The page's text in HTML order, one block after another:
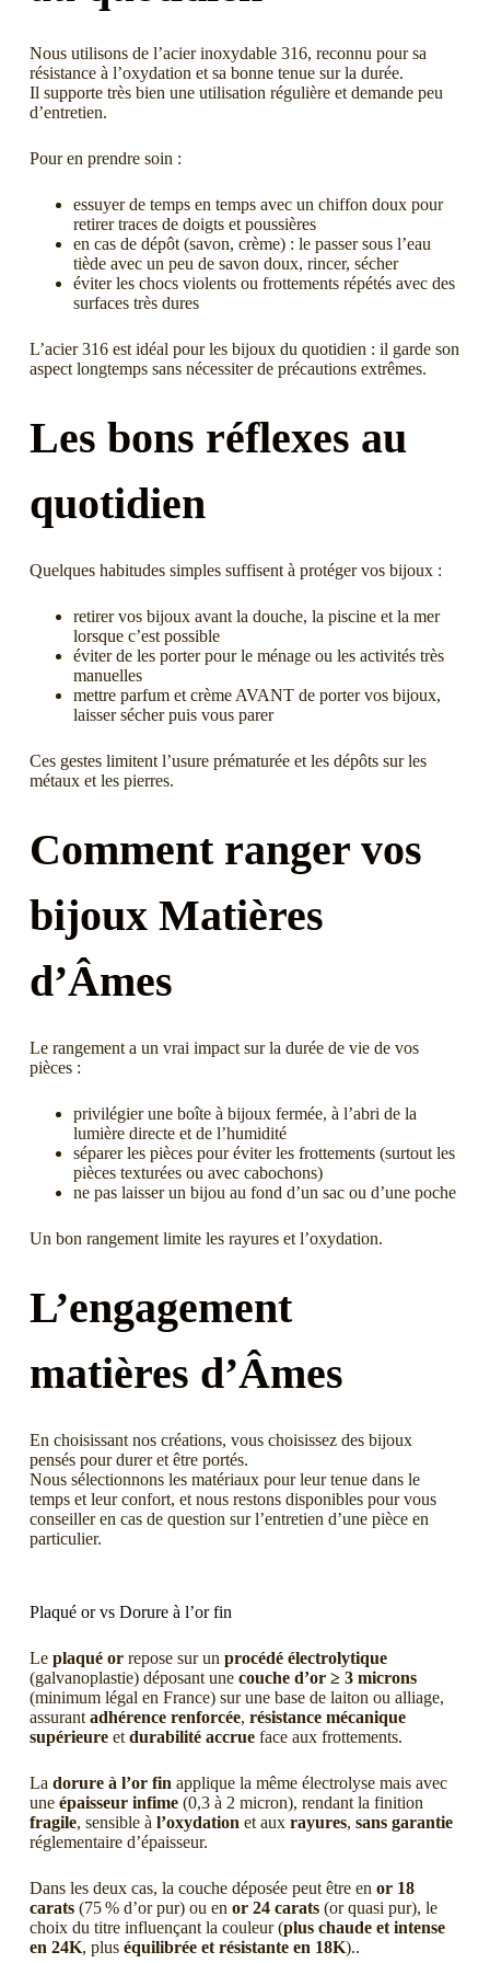
Nous utilisons de l’acier inoxydable 316, reconnu pour sa
résistance à l’oxydation et sa bonne tenue sur la durée.
Il supporte très bien une utilisation régulière et demande peu
d’entretien.
Pour en prendre soin :
essuyer de temps en temps avec un chiffon doux pour
retirer traces de doigts et poussières
en cas de dépôt (savon, crème) : le passer sous l’eau
tiède avec un peu de savon doux, rincer, sécher
éviter les chocs violents ou frottements répétés avec des
surfaces très dures
L’acier 316 est idéal pour les bijoux du quotidien : il garde son
aspect longtemps sans nécessiter de précautions extrêmes.
Les bons réflexes au
quotidien
Quelques habitudes simples suffisent à protéger vos bijoux :
retirer vos bijoux avant la douche, la piscine et la mer
lorsque c’est possible
éviter de les porter pour le ménage ou les activités très
manuelles
mettre parfum et crème AVANT de porter vos bijoux,
laisser sécher puis vous parer
Ces gestes limitent l’usure prématurée et les dépôts sur les
métaux et les pierres.
Comment ranger vos
bijoux Matières
d’Âmes
Le rangement a un vrai impact sur la durée de vie de vos
pièces :
privilégier une boîte à bijoux fermée, à l’abri de la
lumière directe et de l’humidité
séparer les pièces pour éviter les frottements (surtout les
pièces texturées ou avec cabochons)
ne pas laisser un bijou au fond d’un sac ou d’une poche
Un bon rangement limite les rayures et l’oxydation.
L’engagement
matières d’Âmes
En choisissant nos créations, vous choisissez des bijoux
pensés pour durer et être portés.
Nous sélectionnons les matériaux pour leur tenue dans le
temps et leur confort, et nous restons disponibles pour vous
conseiller en cas de question sur l’entretien d’une pièce en
particulier.
Plaqué or vs Dorure à l’or fin
Le plaqué orrepose sur un procédé électrolytique
(galvanoplastie) déposant une couche d’or ≥ 3 microns
(minimum légal en France) sur une base de laiton ou alliage,
assurant adhérence renforcée, résistance mécanique
supérieureet durabilité accrueface aux frottements.
La dorure à l’or fin applique la même électrolyse mais avec
une épaisseur infime(0,3 à 2 micron), rendant la finition
fragile, sensible à l’oxydation et aux rayures, sans garantie
réglementaire d’épaisseur.
Dans les deux cas, la couche déposée peut être en or 18
carats(75 % d’or pur) ou en or 24 carats(or quasi pur), le
choix du titre influençant la couleur (plus chaude et intense
en 24K, plus équilibrée et résistante en 18K)..